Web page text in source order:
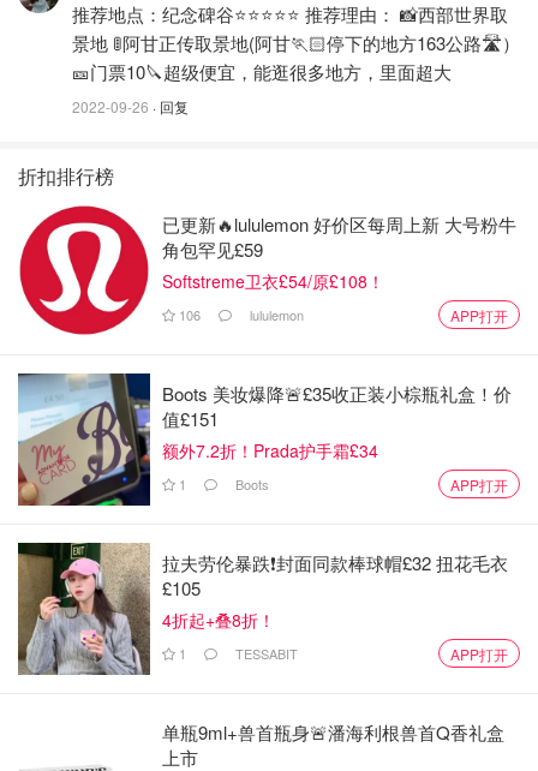
推荐地点：纪念碑谷⭐⭐⭐⭐⭐ 推荐理由： 📸西部世界取
景地 🚦阿甘正传取景地(阿甘🏃🏻停下的地方163公路🛣）
🎫门票10🔪超级便宜，能逛很多地方，里面超大
2022-09-26 · 回复
折扣排行榜
已更新🔥lululemon 好价区每周上新 大号粉牛
角包罕见£59
Softstreme卫衣£54/原£108！
106 lululemon APP打开
Boots 美妆爆降🚨£35收正装小棕瓶礼盒！价
值£151
额外7.2折！Prada护手霜£34
1 Boots APP打开
拉夫劳伦暴跌❗️封面同款棒球帽£32 扭花毛衣
£105
4折起+叠8折！
1 TESSABIT APP打开
单瓶9ml+兽首瓶身🚨潘海利根兽首Q香礼盒
上市